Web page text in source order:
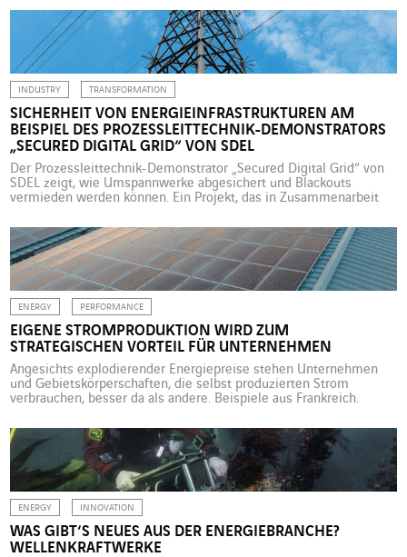
Projekt erforderlichen elektrischen Infrastruktur beauftragt. Die
grüne Industrie ist mehr als nur Theorie. Einige Unternehmen
arbeiten daran, sie in die Praxis umzusetzen, […]
INDUSTRY TRANSFORMATION
SICHERHEIT VON ENERGIEINFRASTRUKTUREN AM
BEISPIEL DES PROZESSLEITTECHNIK-DEMONSTRATORS
„SECURED DIGITAL GRID“ VON SDEL
Der Prozessleittechnik-Demonstrator „Secured Digital Grid“ von
SDEL zeigt, wie Umspannwerke abgesichert und Blackouts
vermieden werden können. Ein Projekt, das in Zusammenarbeit
westfranzösischen Nantes ansässige Gesellschaft SDEL Contrôle
Commande (SDEL CC) mit der Konzeption eines Demonstrators.
Die dem Omexom-Netzwerk von VINCI Energies zugehörige
Business Unit ist auf Prozessleit- […]
ENERGY PERFORMANCE
EIGENE STROMPRODUKTION WIRD ZUM
STRATEGISCHEN VORTEIL FÜR UNTERNEHMEN
Angesichts explodierender Energiepreise stehen Unternehmen
und Gebietskörperschaften, die selbst produzierten Strom
verbrauchen, besser da als andere. Beispiele aus Frankreich.
Energiekrise an vorderster Front. Sie leiden unter der
Vervielfachung ihrer Gas- und Stromkosten. Der Fall der Firma
Duralex war in Frankreich in den Schlagzeilen und wurde zum
Sinnbild der von […]
ENERGY INNOVATION
WAS GIBT‘S NEUES AUS DER ENERGIEBRANCHE?
WELLENKRAFTWERKE